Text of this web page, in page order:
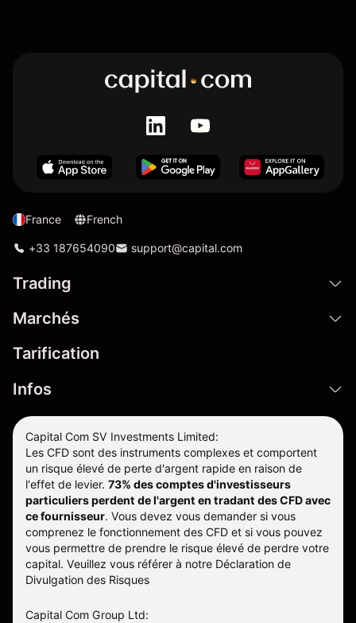
France French
+33 187654090 support@capital.com
Trading
Marchés
Tarification
Infos
Capital Com SV Investments Limited:
Les CFD sont des instruments complexes et comportent
un risque élevé de perte d'argent rapide en raison de
l'effet de levier. 73% des comptes d'investisseurs
particuliers perdent de l'argent en tradant des CFD avec
ce fournisseur. Vous devez vous demander si vous
comprenez le fonctionnement des CFD et si vous pouvez
vous permettre de prendre le risque élevé de perdre votre
capital. Veuillez vous référer à notre Déclaration de
Divulgation des Risques
Capital Com Group Ltd: